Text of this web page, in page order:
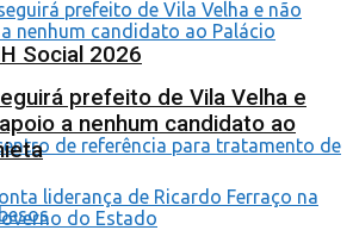
Social 2026
prefeito de Vila Velha e
a nenhum candidato ao